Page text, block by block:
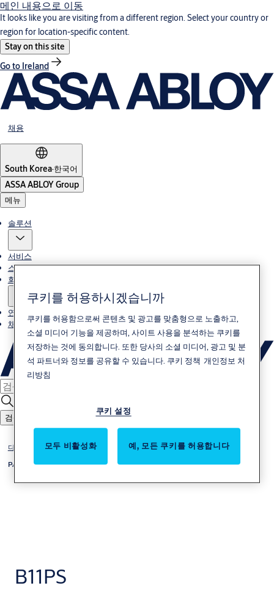
메인 내용으로 이동
It looks like you are visiting from a different region. Select your country or
region for location-specific content.
Stay on this site
Go to Ireland
채용
South Korea·한국어
ASSA ABLOY Group
메뉴
솔루션
서비스
스토리
회사소개
연락처
채용
검색
디지털 락카락
PASSWORD TYPE
B11PS
쿠키를 허용하시겠습니까
쿠키를 허용함으로써 콘텐츠 및 광고를 맞춤형으로 노출하고,
소셜 미디어 기능을 제공하며, 사이트 사용을 분석하는 쿠키를
저장하는 것에 동의합니다. 또한 당사의 소셜 미디어, 광고 및 분
석 파트너와 정보를 공유할 수 있습니다. 쿠키 정책 개인정보 처
리방침
쿠키 설정
모두 비활성화 예, 모든 쿠키를 허용합니다